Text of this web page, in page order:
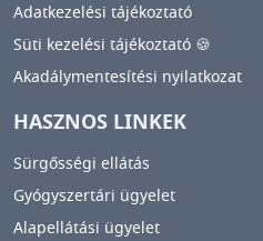
Adatkezelési tájékoztató
Süti kezelési tájékoztató 🍪
Akadálymentesítési nyilatkozat
HASZNOS LINKEK
Sürgősségi ellátás
Gyógyszertári ügyelet
Alapellátási ügyelet